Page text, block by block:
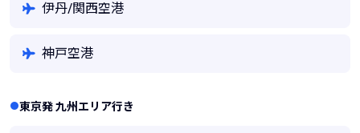
伊丹/関西空港
神戸空港
東京発 九州エリア行き